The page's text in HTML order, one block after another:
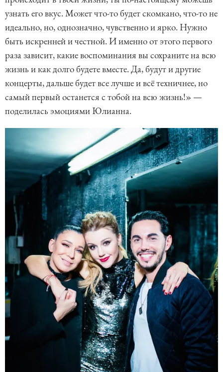
узнать его вкус. Может что-то будет скомкано, что-то не
идеально, но, однозначно, чувственно и ярко. Нужно
быть искренней и честной. И именно от этого первого
раза зависит, какие воспоминания вы сохраните на всю
жизнь и как долго будете вместе. Да, будут и другие
концерты, дальше будет все лучше и всё техничнее, но
самый первый останется с тобой на всю жизнь!» —
поделилась эмоциями Юлианна.